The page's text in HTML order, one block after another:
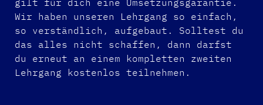
gilt für dich eine Umsetzungsgarantie.
Wir haben unseren Lehrgang so einfach,
so verständlich, aufgebaut. Solltest du
das alles nicht schaffen, dann darfst
du erneut an einem kompletten zweiten
Lehrgang kostenlos teilnehmen.